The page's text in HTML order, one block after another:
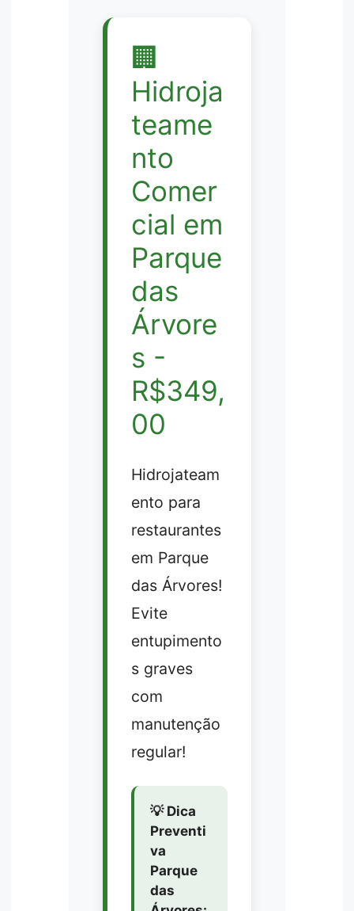
🏢
Hidroja
teame
nto
Comer
cial em
Parque
das
Árvore
s -
R$349,
00
Hidrojateam
ento para
restaurantes
em Parque
das Árvores!
Evite
entupimento
s graves
com
manutenção
regular!
💡 Dica
Preventi
va
Parque
das